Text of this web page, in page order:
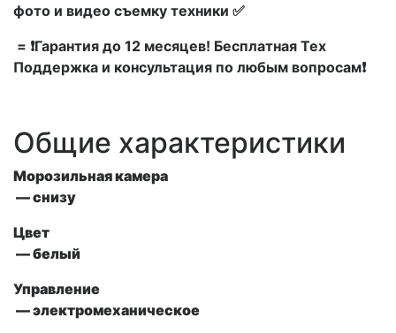
фото и видео съемку техники ✅
= ❗Гарантия до 12 месяцев! Бесплатная Тех
Поддержка и консультация по любым вопросам❗
Общие характеристики
Морозильная камера
— снизу
Цвет
— белый
Управление
— электромеханическое